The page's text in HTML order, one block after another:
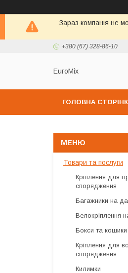
Зараз компанія не
+380 (67) 328-86-10
EuroMix
ГОЛОВНА
Товари та послуги
Кріплення для
спорядження
Багажники на
Велокріплення
Бокси та кошики
Кріплення для
спорядження
Килимки